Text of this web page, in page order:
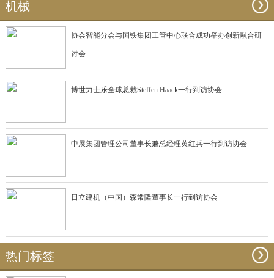
机械
协会智能分会与国铁集团工管中心联合成功举办创新融合研
讨会
博世力士乐全球总裁Steffen Haack一行到访协会
中展集团管理公司董事长兼总经理黄红兵一行到访协会
日立建机（中国）森常隆董事长一行到访协会
热门标签